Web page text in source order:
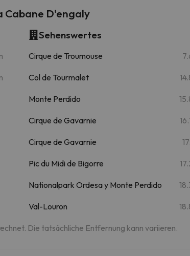
Cabane D'engaly
Sehenswertes
Cirque de Troumouse
Col de Tourmalet
Monte Perdido
Cirque de Gavarnie
Cirque de Gavarnie
Pic du Midi de Bigorre
Nationalpark Ordesa y Monte Perdido
Val-Louron
Die tatsächliche Entfernung kann variieren.